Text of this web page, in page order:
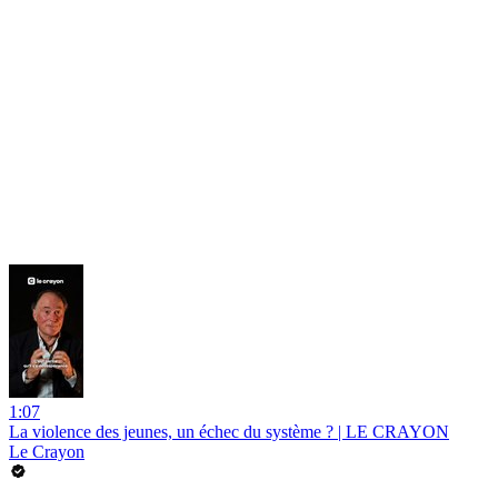
1:07
La violence des jeunes, un échec du système ? | LE CRAYON
Le Crayon